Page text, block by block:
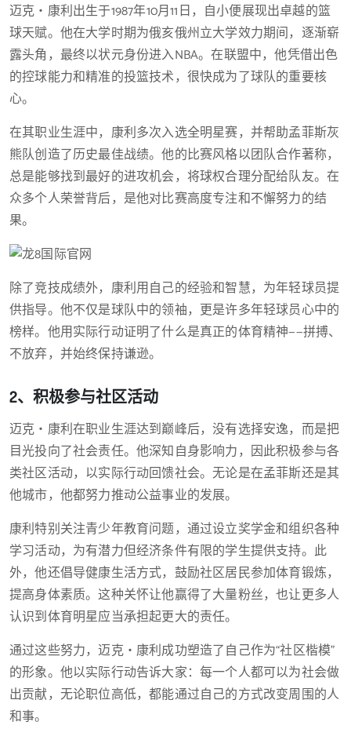
迈克・康利出生于1987年10月11日，自小便展现出卓越的篮
球天赋。他在大学时期为俄亥俄州立大学效力期间，逐渐崭
露头角，最终以状元身份进入NBA。在联盟中，他凭借出色
的控球能力和精准的投篮技术，很快成为了球队的重要核
心。
在其职业生涯中，康利多次入选全明星赛，并帮助孟菲斯灰
熊队创造了历史最佳战绩。他的比赛风格以团队合作著称，
总是能够找到最好的进攻机会，将球权合理分配给队友。在
众多个人荣誉背后，是他对比赛高度专注和不懈努力的结
果。
除了竞技成绩外，康利用自己的经验和智慧，为年轻球员提
供指导。他不仅是球队中的领袖，更是许多年轻球员心中的
榜样。他用实际行动证明了什么是真正的体育精神——拼搏、
不放弃，并始终保持谦逊。
2、积极参与社区活动
迈克・康利在职业生涯达到巅峰后，没有选择安逸，而是把
目光投向了社会责任。他深知自身影响力，因此积极参与各
类社区活动，以实际行动回馈社会。无论是在孟菲斯还是其
他城市，他都努力推动公益事业的发展。
康利特别关注青少年教育问题，通过设立奖学金和组织各种
学习活动，为有潜力但经济条件有限的学生提供支持。此
外，他还倡导健康生活方式，鼓励社区居民参加体育锻炼，
提高身体素质。这种关怀让他赢得了大量粉丝，也让更多人
认识到体育明星应当承担起更大的责任。
通过这些努力，迈克・康利成功塑造了自己作为“社区楷模”
的形象。他以实际行动告诉大家：每一个人都可以为社会做
出贡献，无论职位高低，都能通过自己的方式改变周围的人
和事。